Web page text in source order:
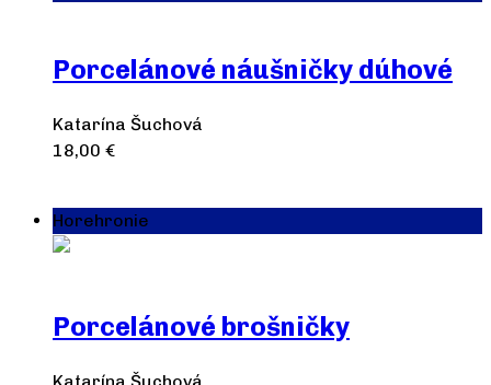
Porcelánové náušničky dúhové
Katarína Šuchová
18,00 €
Horehronie
Porcelánové brošničky